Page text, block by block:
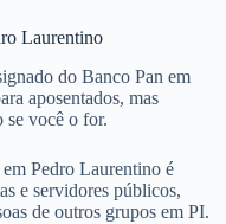
Laurentino
do Banco Pan em
aposentados, mas
se você o for.
Pedro Laurentino é
e servidores públicos,
de outros grupos em PI.